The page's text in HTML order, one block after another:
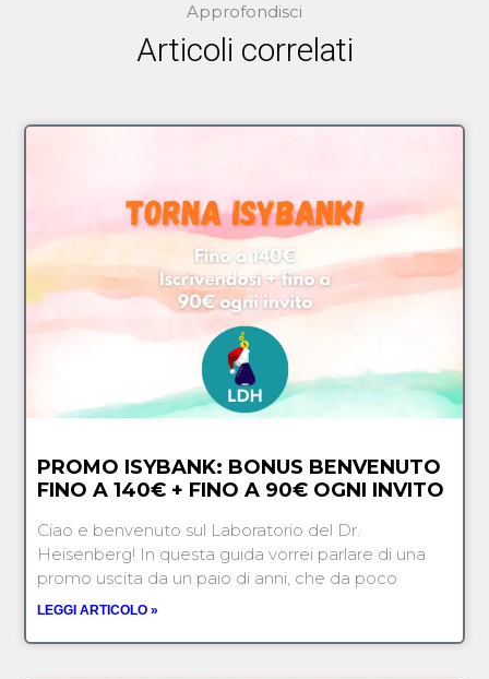
Approfondisci
Articoli correlati
PROMO ISYBANK: BONUS BENVENUTO
FINO A 140€ + FINO A 90€ OGNI INVITO
Ciao e benvenuto sul Laboratorio del Dr.
Heisenberg! In questa guida vorrei parlare di una
promo uscita da un paio di anni, che da poco
LEGGI ARTICOLO »